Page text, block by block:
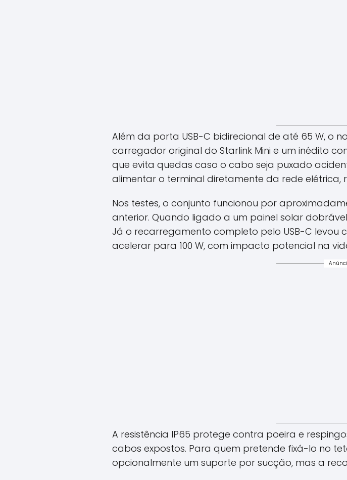
Além da porta USB-C bidirecional de até 65 W, o
carregador original do Starlink Mini e um inédito
que evita quedas caso o cabo seja puxado
alimentar o terminal diretamente da rede elétrica,
Nos testes, o conjunto funcionou por
anterior. Quando ligado a um painel solar
Já o recarregamento completo pelo USB-C levou
acelerar para 100 W, com impacto potencial na
A resistência IP65 protege contra poeira e
cabos expostos. Para quem pretende fixá-lo no
opcionalmente um suporte por sucção, mas a